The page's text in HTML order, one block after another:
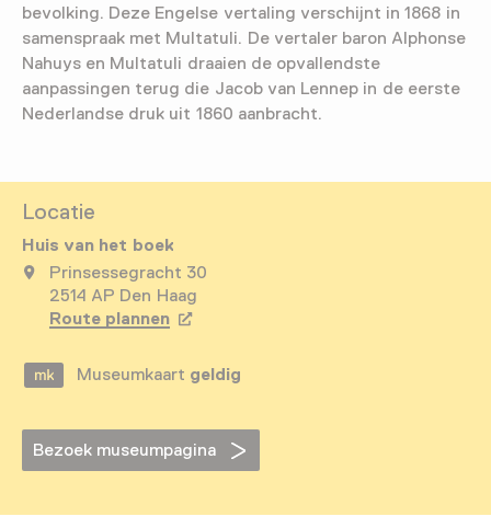
bevolking. Deze Engelse vertaling verschijnt in 1868 in
samenspraak met Multatuli. De vertaler baron Alphonse
Nahuys en Multatuli draaien de opvallendste
aanpassingen terug die Jacob van Lennep in de eerste
Nederlandse druk uit 1860 aanbracht.
Locatie
Huis van het boek
Prinsessegracht 30
2514 AP Den Haag
Route plannen Opent in een nieuw tabblad
Museumkaart geldig
Bezoek museumpagina